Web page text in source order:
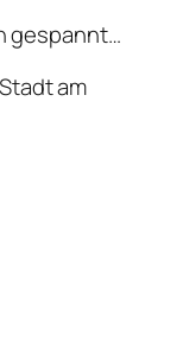
gespannt…
am